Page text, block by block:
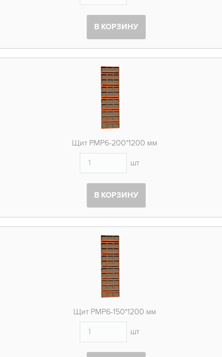
В КОРЗИНУ
Щит PMP6-200*1200 мм
шт
В КОРЗИНУ
Щит PMP6-150*1200 мм
шт